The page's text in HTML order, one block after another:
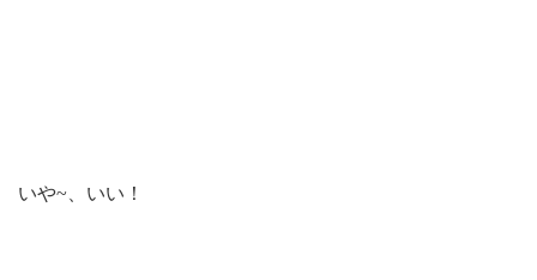
いや~、いい！